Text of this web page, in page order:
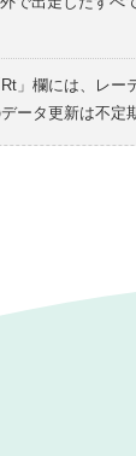
」欄には、レー
ータ更新は不定